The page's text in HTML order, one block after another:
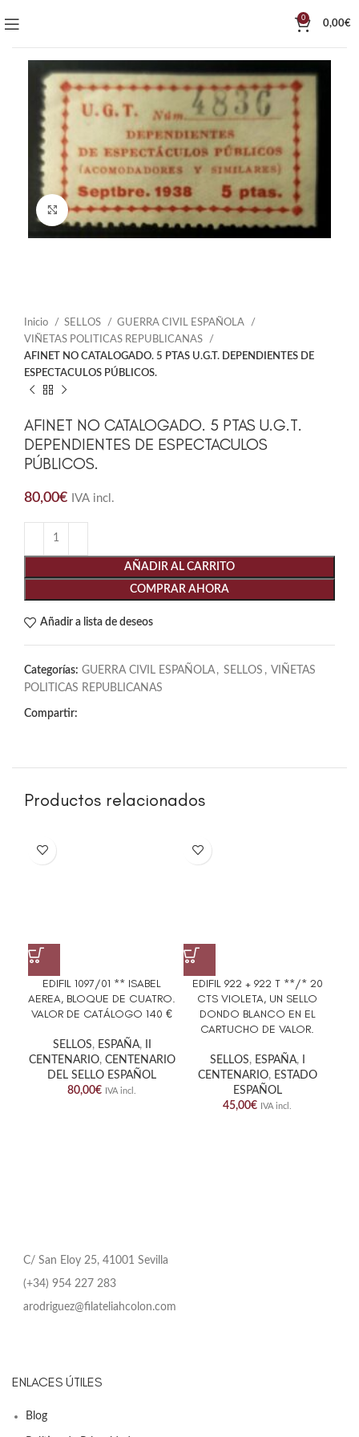
0
0,00€
Click to enlarge
Inicio SELLOS
GUERRA CIVIL ESPAÑOLA
VIÑETAS POLITICAS REPUBLICANAS
AFINET NO CATALOGADO. 5 PTAS U.G.T. DEPENDIENTES DE
ESPECTACULOS PÚBLICOS.
AFINET NO CATALOGADO. 5 PTAS U.G.T.
DEPENDIENTES DE ESPECTACULOS
PÚBLICOS.
80,00€ IVA incl.
AÑADIR AL CARRITO
COMPRAR AHORA
Añadir a lista de deseos
Categorías: GUERRA CIVIL ESPAÑOLA , SELLOS , VIÑETAS
POLITICAS REPUBLICANAS
Compartir:
Productos relacionados
EDIFIL 1097/01 ** ISABEL
AEREA, BLOQUE DE CUATRO.
VALOR DE CATÁLOGO 140 €
SELLOS, ESPAÑA,
CENTENARIO, CENTENARIO
DEL SELLO ESPAÑOL
80,00€ IVA incl.
EDIFIL 922 + 922 T **/* 20
CTS VIOLETA, UN SELLO
DONDO BLANCO EN EL
CARTUCHO DE VALOR.
SELLOS, ESPAÑA,
CENTENARIO, ESTADO
ESPAÑOL
45,00€ IVA incl.
C/ San Eloy 25, 41001 Sevilla
(+34) 954 227 283
arodriguez@filateliahcolon.com
ENLACES ÚTILES
Blog